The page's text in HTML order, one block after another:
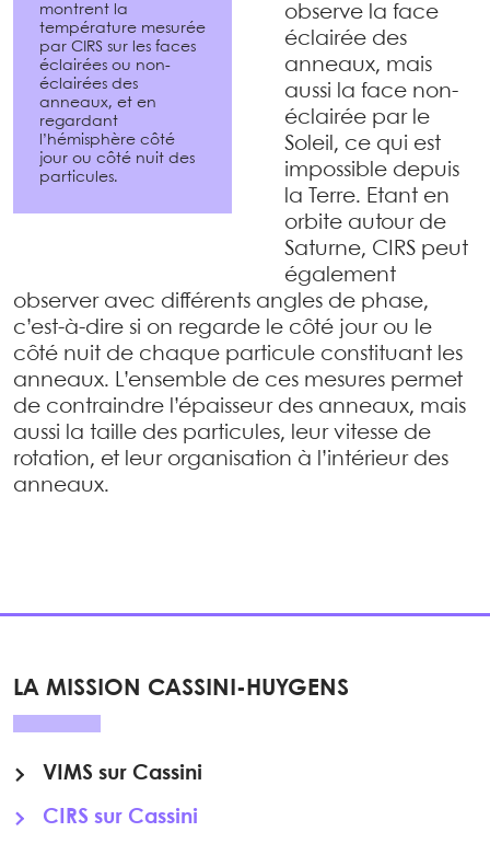
montrent la
température mesurée
par CIRS sur les faces
éclairées ou non-
éclairées des
anneaux, et en
regardant
l’hémisphère côté
jour ou côté nuit des
particules.
observe la face
éclairée des
anneaux, mais
aussi la face non-
éclairée par le
Soleil, ce qui est
impossible depuis
la Terre. Etant en
orbite autour de
Saturne, CIRS peut
également
observer avec différents angles de phase,
c’est-à-dire si on regarde le côté jour ou le
côté nuit de chaque particule constituant les
anneaux. L’ensemble de ces mesures permet
de contraindre l’épaisseur des anneaux, mais
aussi la taille des particules, leur vitesse de
rotation, et leur organisation à l’intérieur des
anneaux.
LA MISSION CASSINI-HUYGENS
VIMS sur Cassini
CIRS sur Cassini